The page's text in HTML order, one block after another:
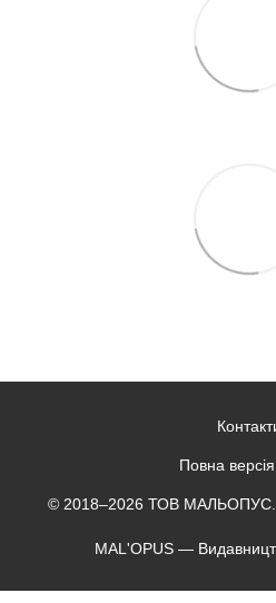
Повна
© 2018–2026 ТОВ МАЛЬОПУС.
MAL'OPUS —